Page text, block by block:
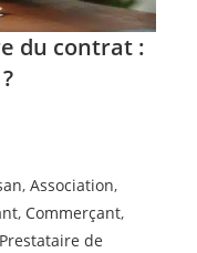
du contrat :
,Association,
, Commerçant,
Prestataire de